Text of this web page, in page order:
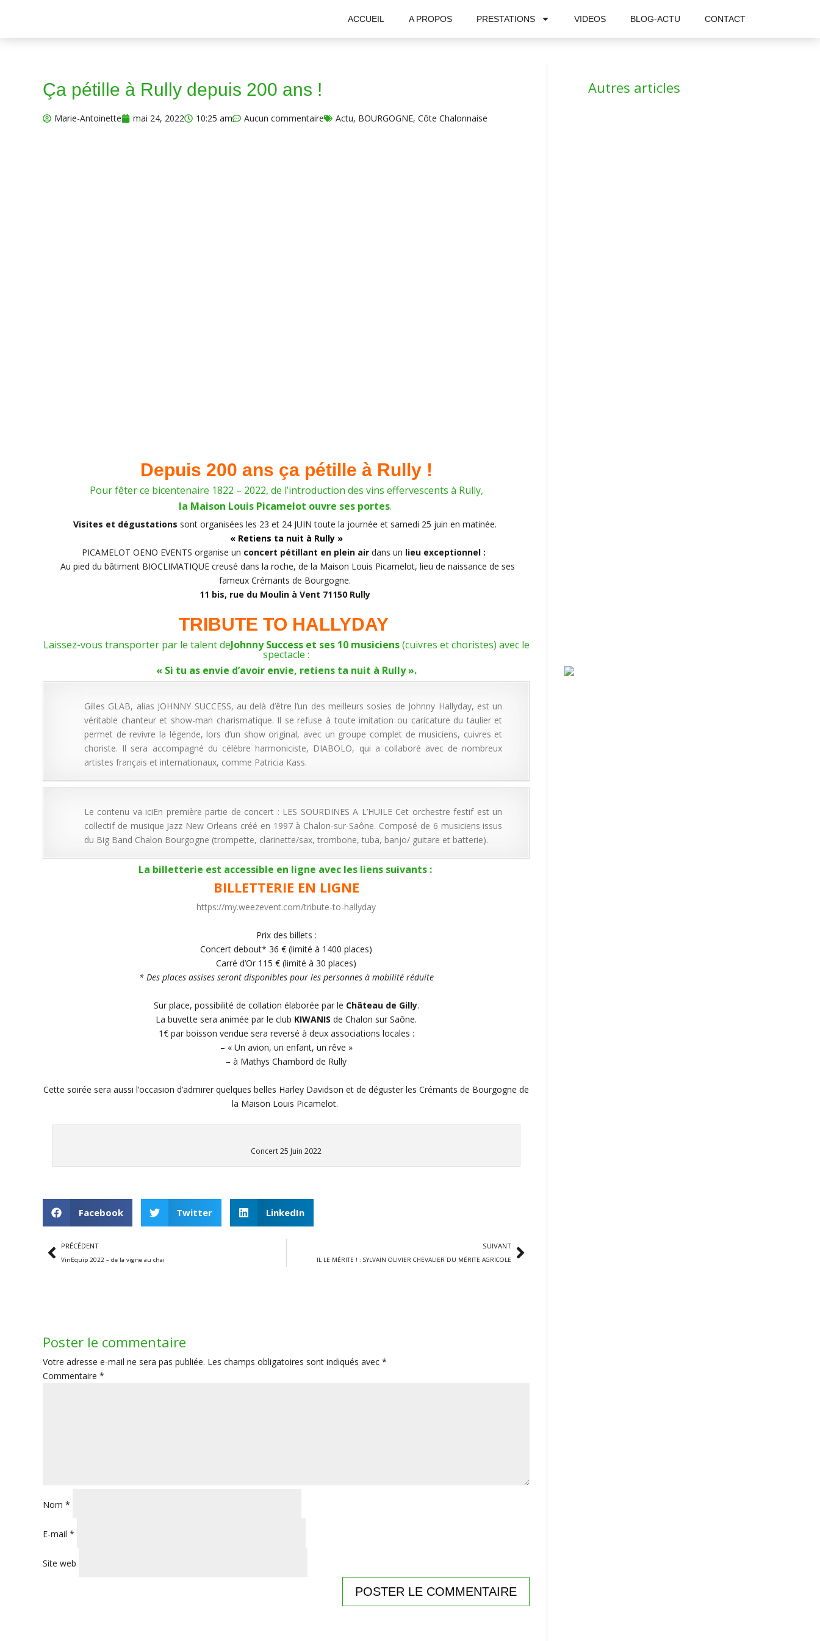
ACCUEIL A PROPOS PRESTATIONS VIDEOS BLOG-ACTU CONTACT
Ça pétille à Rully depuis 200 ans !
Marie-Antoinette mai 24, 2022 10:25 am Aucun commentaire Actu, BOURGOGNE, Côte Chalonnaise
Depuis 200 ans ça pétille à Rully !
Pour fêter ce bicentenaire 1822 – 2022, de l’introduction des vins effervescents à Rully,
la Maison Louis Picamelot ouvre ses portes.
Visites et dégustations sont organisées les 23 et 24 JUIN toute la journée et samedi 25 juin en matinée.
« Retiens ta nuit à Rully »
PICAMELOT OENO EVENTS organise un concert pétillant en plein air dans un lieu exceptionnel :
Au pied du bâtiment BIOCLIMATIQUE creusé dans la roche, de la Maison Louis Picamelot, lieu de naissance de ses
fameux Crémants de Bourgogne.
11 bis, rue du Moulin à Vent 71150 Rully
TRIBUTE TO HALLYDAY
Laissez-vous transporter par le talent deJohnny Success et ses 10 musiciens(cuivres et choristes) avec le
spectacle :
« Si tu as envie d’avoir envie, retiens ta nuit à Rully ».
Gilles GLAB, alias JOHNNY SUCCESS, au delà d’être l’un des meilleurs sosies de Johnny Hallyday, est un
véritable chanteur et show-man charismatique. Il se refuse à toute imitation ou caricature du taulier et
permet de revivre la légende, lors d’un show original, avec un groupe complet de musiciens, cuivres et
choriste. Il sera accompagné du célèbre harmoniciste, DIABOLO, qui a collaboré avec de nombreux
artistes français et internationaux, comme Patricia Kass.
Le contenu va iciEn première partie de concert : LES SOURDINES A L’HUILE Cet orchestre festif est un
collectif de musique Jazz New Orleans créé en 1997 à Chalon-sur-Saône. Composé de 6 musiciens issus
du Big Band Chalon Bourgogne (trompette, clarinette/sax, trombone, tuba, banjo/ guitare et batterie).
La billetterie est accessible en ligne avec les liens suivants :
BILLETTERIE EN LIGNE
https://my.weezevent.com/tribute-to-hallyday
Prix des billets :
Concert debout* 36 € (limité à 1400 places)
Carré d’Or 115 € (limité à 30 places)
* Des places assises seront disponibles pour les personnes à mobilité réduite
Sur place, possibilité de collation élaborée par le Château de Gilly.
La buvette sera animée par le club KIWANIS de Chalon sur Saône.
1€ par boisson vendue sera reversé à deux associations locales :
– « Un avion, un enfant, un rêve »
– à Mathys Chambord de Rully
Cette soirée sera aussi l’occasion d’admirer quelques belles Harley Davidson et de déguster les Crémants de Bourgogne de
la Maison Louis Picamelot.
Concert 25 Juin 2022
Facebook Twitter LinkedIn
PRÉCÉDENT
VinEquip 2022 – de la vigne au chai
SUIVANT
IL LE MÉRITE ! : SYLVAIN OLIVIER CHEVALIER DU MÉRITE AGRICOLE
Poster le commentaire
Votre adresse e-mail ne sera pas publiée. Les champs obligatoires sont indiqués avec *
Commentaire *
Nom *
E-mail *
Site web
Autres articles